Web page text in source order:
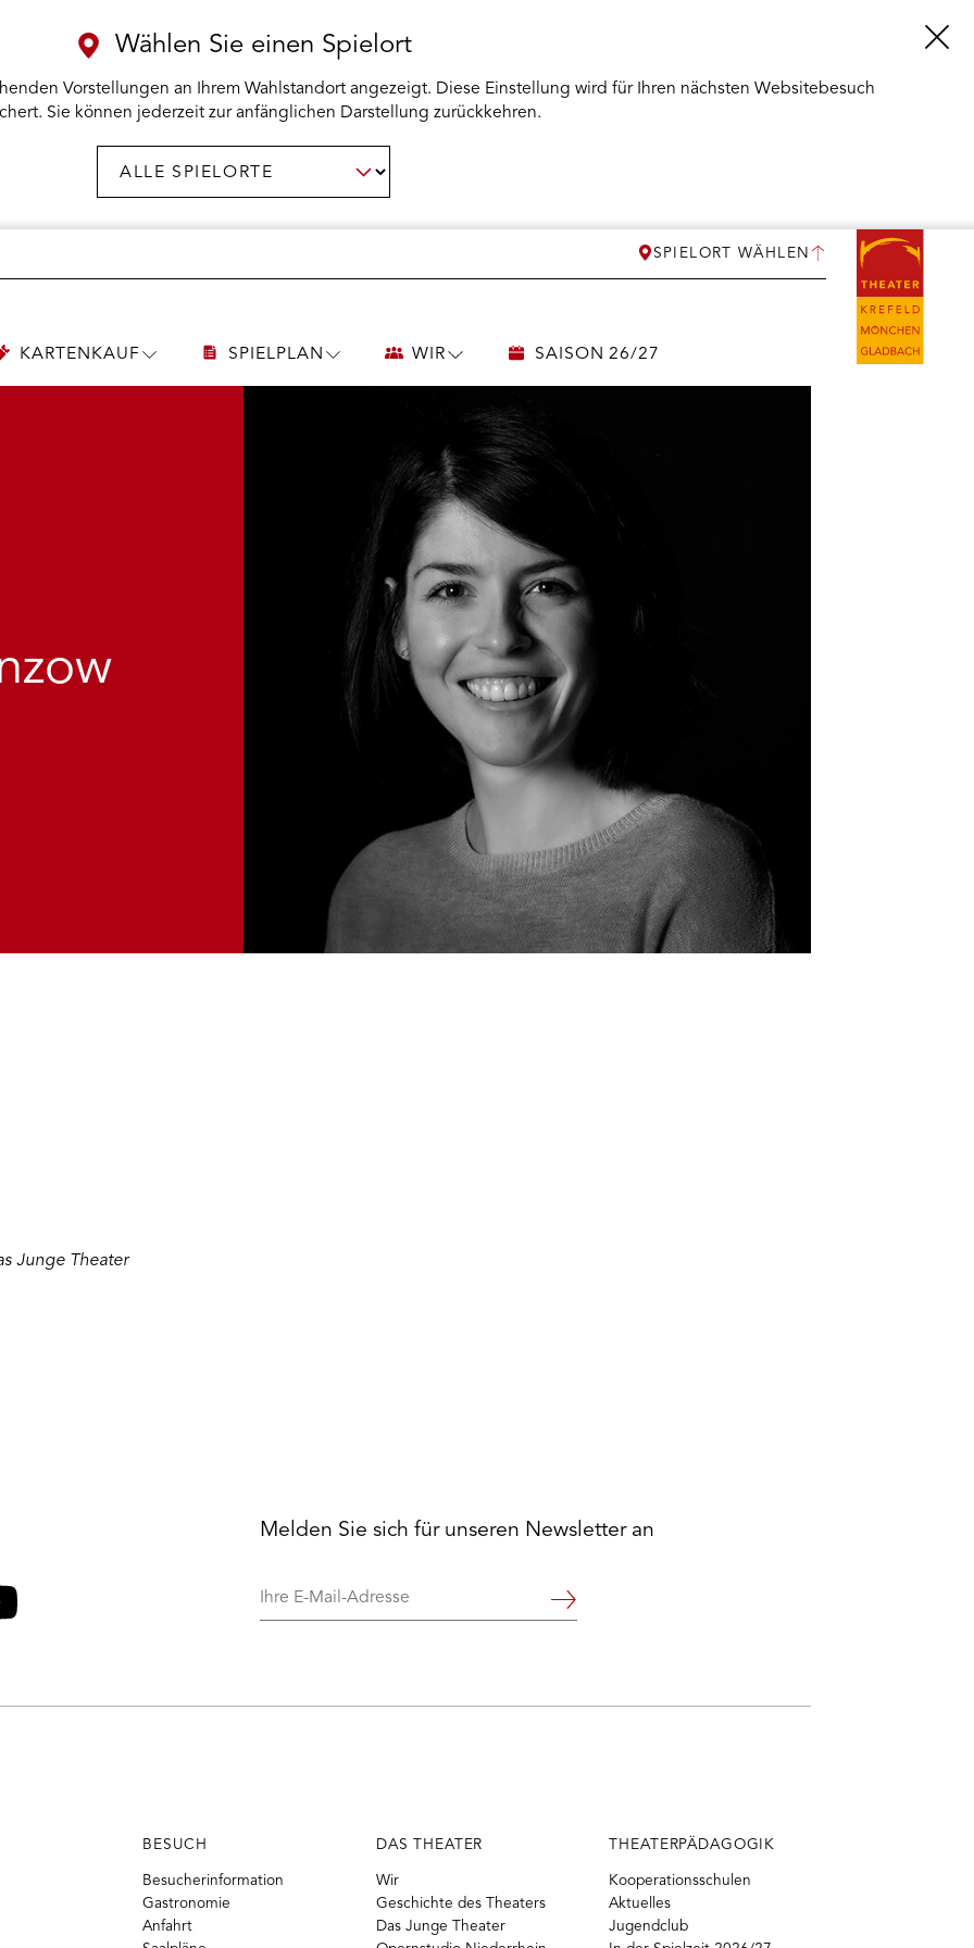
SPIELORT WÄHLEN
Wählen Sie einen Spielort
Vorstellungen an Ihrem Wahlstandort angezeigt. Diese Einstellung wird für Ihren nächsten Websitebesuch
Sie können jederzeit zur anfänglichen Darstellung zurückkehren.
KARTENKAUF UNTERMENÜSPIELPLAN UNTERMENÜ
WIR UNTERMENÜSAISON 26/27
Junge Theater
Melden Sie sich für unseren Newsletter an
Ihre
Weiter
BESUCH
Besucherinformation
Gastronomie
Anfahrt
DAS THEATER
Wir
Geschichte des Theaters
Das Junge Theater
THEATERPÄDAGOGIK
Kooperationsschulen
Aktuelles
Jugendclub